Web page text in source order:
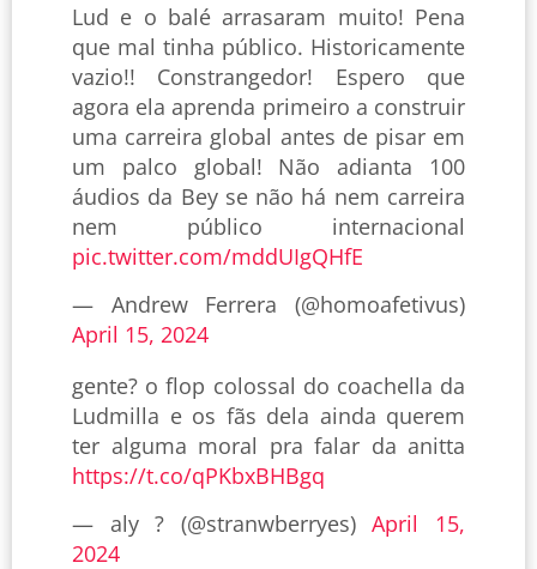
Lud e o balé arrasaram muito! Pena
que mal tinha público. Historicamente
vazio!! Constrangedor! Espero que
agora ela aprenda primeiro a construir
uma carreira global antes de pisar em
um palco global! Não adianta 100
áudios da Bey se não há nem carreira
nem público internacional
pic.twitter.com/mddUIgQHfE
— Andrew Ferrera (@homoafetivus)
April 15, 2024
gente? o flop colossal do coachella da
Ludmilla e os fãs dela ainda querem
ter alguma moral pra falar da anitta
https://t.co/qPKbxBHBgq
— aly ? (@stranwberryes)April 15,
2024